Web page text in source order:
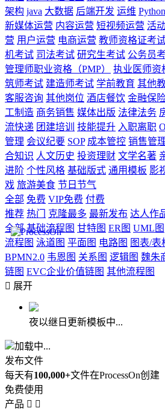
架构 java 大数据 后端开发 运维 Python
新媒体运营 内容运营 短视频运营 活
营 用户运营 电商运营 教师资格证考
机考试 司法考试 研究生考试 公务员
管理师职业资格（PMP）
执业医师资
筑师考试 建造师考试 学前教育 其他
客服咨询 其他岗位 酒店餐饮 金融保
工制造 商务销售 媒体出版 法律法务
流快递 团建培训 技能提升 入职离职
管理 会议纪要 SOP 成本管控 销售管
合知识 人文历史 投资理财 文学名著
进阶 个性风格 基础版式 通用模板 影
戏 旅游美食 节日节气
全部 免费 VIP免费 付费
推荐 热门 克隆最多 最新发布 达人作
全部 基础流程图 甘特图 ER图 UML图
流程图 泳道图 平面图 电路图 图表/表
BPMN2.0 韦恩图 关系图 逻辑图 魏朱
链图 EVC企业价值链图 其他流程图
 展开
夜以继日更新模板中...
加载中...
发布文件
每天有100,000+文件在ProcessOn创建
免费使用
产品  